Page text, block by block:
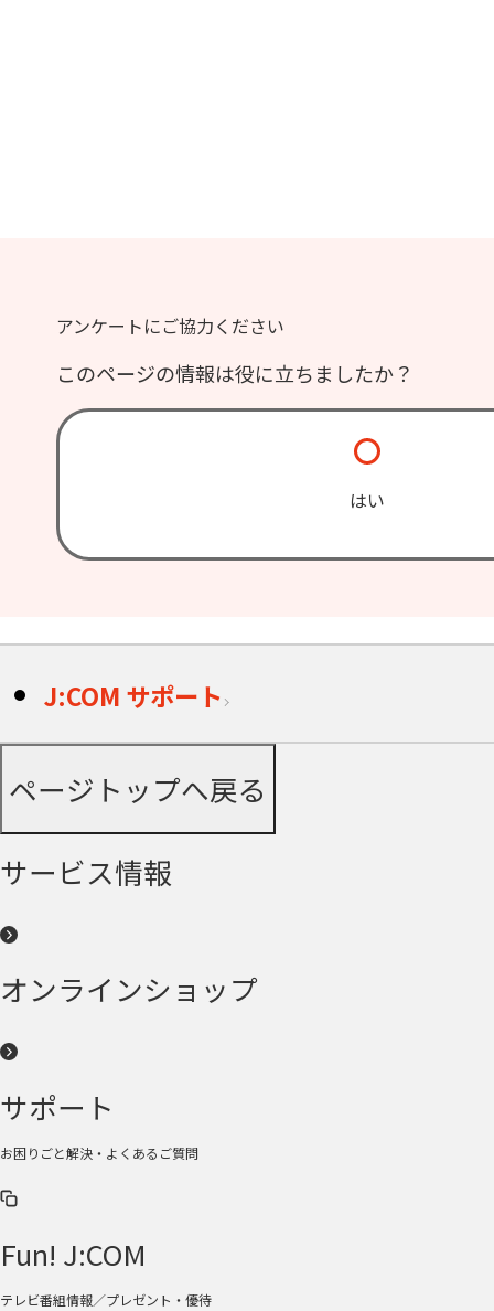
アンケートにご協力ください
このページの情報は役に立ちましたか？
はい
J:COM サポート
ページトップへ戻る
サービス情報
オンラインショップ
サポート
お困りごと解決・よくあるご質問
Fun! J:COM
テレビ番組情報／プレゼント・優待